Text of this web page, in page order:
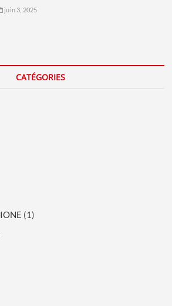
juin 3, 2025
CATÉGORIES
(1)